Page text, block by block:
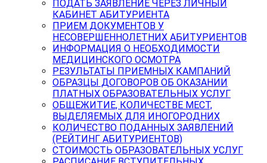
ПОДАТЬ ЗАЯВЛЕНИЕ ЧЕРЕЗ ЛИЧНЫЙ
КАБИНЕТ АБИТУРИЕНТА
ПРИЕМ ДОКУМЕНТОВ У
НЕСОВЕРШЕННОЛЕТНИХ АБИТУРИЕНТОВ
ИНФОРМАЦИЯ О НЕОБХОДИМОСТИ
МЕДИЦИНСКОГО ОСМОТРА
РЕЗУЛЬТАТЫ ПРИЕМНЫХ КАМПАНИЙ
ОБРАЗЦЫ ДОГОВОРОВ ОБ ОКАЗАНИИ
ПЛАТНЫХ ОБРАЗОВАТЕЛЬНЫХ УСЛУГ
ОБЩЕЖИТИЕ, КОЛИЧЕСТВЕ МЕСТ,
ВЫДЕЛЯЕМЫХ ДЛЯ ИНОГОРОДНИХ
КОЛИЧЕСТВО ПОДАННЫХ ЗАЯВЛЕНИЙ
(РЕЙТИНГ АБИТУРИЕНТОВ)
СТОИМОСТЬ ОБРАЗОВАТЕЛЬНЫХ УСЛУГ